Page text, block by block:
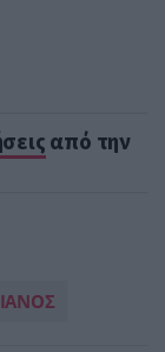
από την